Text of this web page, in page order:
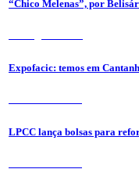
“Chico Melenas”, por
Expofacic: temos em
LPCC lança bolsas para